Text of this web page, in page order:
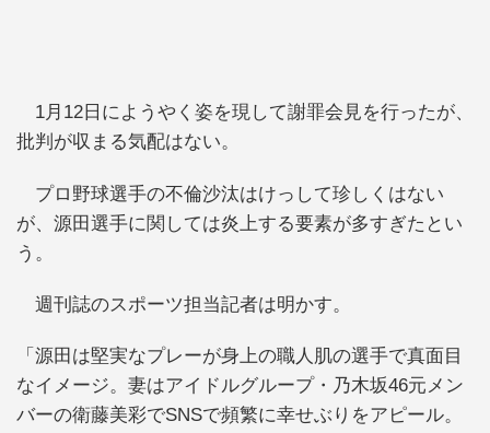
1月12日にようやく姿を現して謝罪会見を行ったが、
批判が収まる気配はない。
プロ野球選手の不倫沙汰はけっして珍しくはない
が、源田選手に関しては炎上する要素が多すぎたとい
う。
週刊誌のスポーツ担当記者は明かす。
「源田は堅実なプレーが身上の職人肌の選手で真面目
なイメージ。妻はアイドルグループ・乃木坂46元メン
バーの衛藤美彩でSNSで頻繁に幸せぶりをアピール。